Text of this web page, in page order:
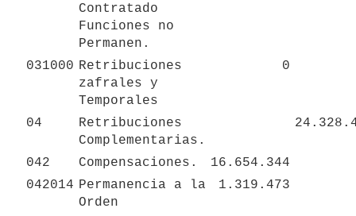
Contratado
Funciones no
Permanen.
031000 Retribuciones
zafrales y
Temporales
0
04
Retribuciones
Complementarias.
042 Compensaciones.
16.654.344
042014 Permanencia a la
Orden
1.319.473